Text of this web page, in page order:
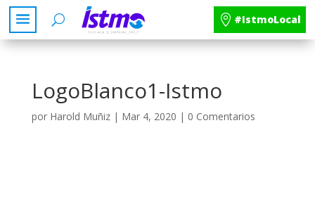
#IstmoLocal
LogoBlanco1-Istmo
por Harold Muñiz| Mar 4, 2020 | 0 Comentarios